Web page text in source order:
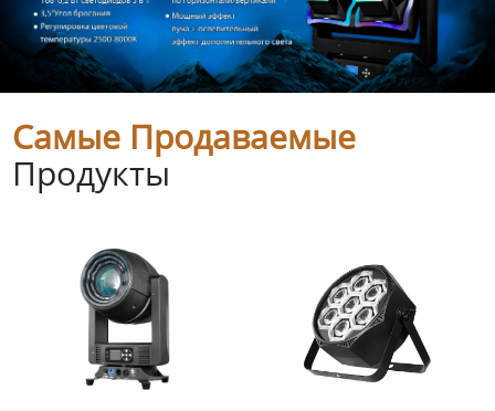
Самые Продаваемые
Продукты